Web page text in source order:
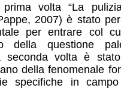
volta “La
2007) è stato
per entrare col
della questione
seconda volta è stato
della fenomenale
specifiche in campo